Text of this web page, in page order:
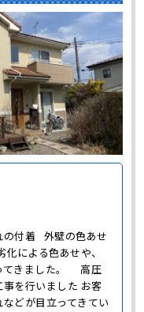
の付着 外壁の色あせ
による色あせや、
てきました。 高圧
を行いました お客
どが目立ってきてい